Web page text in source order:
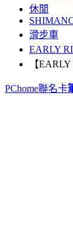
休閒
滑步車
EARLY
【
PChome聯名卡